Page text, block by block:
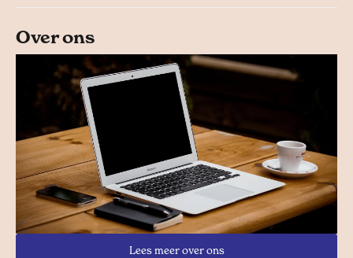
Over ons
Lees meer over ons